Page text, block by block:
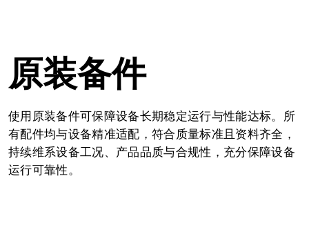
原装备件
使用原装备件可保障设备长期稳定运行与性能达标。所
有配件均与设备精准适配，符合质量标准且资料齐全，
持续维系设备工况、产品品质与合规性，充分保障设备
运行可靠性。